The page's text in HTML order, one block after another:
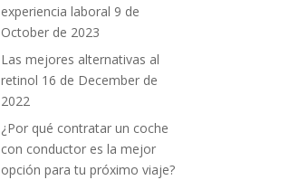
experiencia laboral 9 de
October de 2023
Las mejores alternativas al
retinol 16 de December de
2022
¿Por qué contratar un coche
con conductor es la mejor
opción para tu próximo viaje?